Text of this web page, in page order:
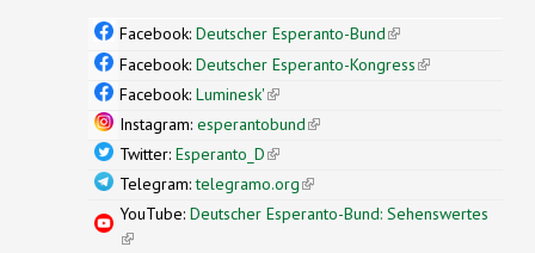
Facebook: Deutscher Esperanto-Bund(link is
external)
Facebook: Deutscher Esperanto-Kongress(link is
Facebook: Luminesk'(link is external)
Instagram: esperantobund(link is external)
Twitter: Esperanto_D(link is external)
Telegram:telegramo.org(link is external)
YouTube: Deutscher Esperanto-Bund: Sehenswertes
(link is external)